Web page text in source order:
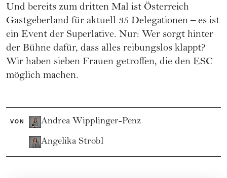
Und bereits zum dritten Mal ist Österreich
Gastgeberland für aktuell 35 Delegationen – es ist
ein Event der Superlative. Nur: Wer sorgt hinter
der Bühne dafür, dass alles reibungslos klappt?
Wir haben sieben Frauen getroffen, die den ESC
möglich machen.
VON Andrea Wipplinger-Penz
Angelika Strobl